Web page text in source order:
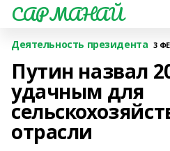
САРМАНАЙ
Деятельность президента 3
Путин назвал
удачным для
отрасли